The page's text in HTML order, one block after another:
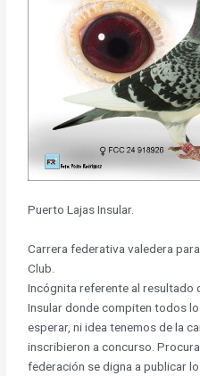
Puerto Lajas Insular.
Carrera federativa valedera
Club.
Incógnita referente al resultado
Insular donde compiten todos
esperar, ni idea tenemos de la
inscribieron a concurso.
federación se digna a publicar